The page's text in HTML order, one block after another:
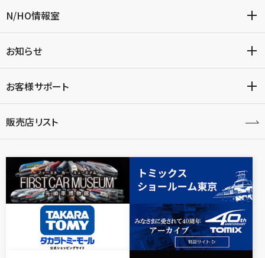
N/HO情報室
お知らせ
お客様サポート
販売店リスト